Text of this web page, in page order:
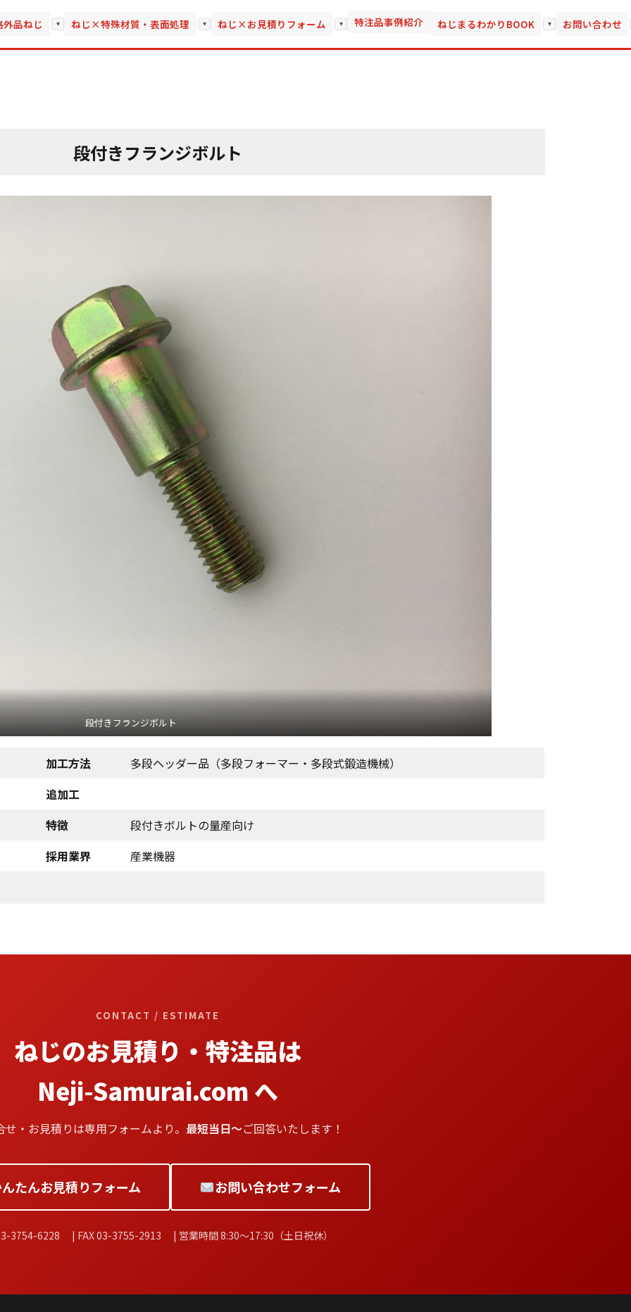
外品ねじ ▾ ねじ×特殊材質・表面処理 ▾ ねじ×お見積りフォーム ▾ 特注品事例紹介 ねじまるわかりBOOK ▾ お問い合わせ
段付きフランジボルト
段付きフランジボルト
加工方法
多段ヘッダー品（多段フォーマー・多段式鍛造機械）
追加工
特徴
段付きボルトの量産向け
採用業界
産業機器
CONTACT / ESTIMATE
ねじのお見積り・特注品は
Neji-Samurai.com へ
せ・お見積りは専用フォームより。 最短当日〜ご回答いたします！
たんお見積りフォーム お問い合わせフォーム
3754-6228 | FAX 03-3755-2913 | 営業時間 8:30〜17:30（土日祝休）